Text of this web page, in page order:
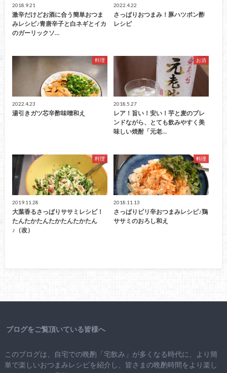
2018.9.21
激辛だけどお酒に合う簡単おつま
みレシピ♪青唐辛子と白ネギとイカ
のガーリックソ…
2022.4.22
さっぱりおつまみ！豚ハツポン酢
レシピ
料理
2022.4.23
湯引きガツ芯辛酢味噌和え
お酒
2018.5.27
レア！旨い！安い！芋と麦のブレ
ンドながら、とても飲みやすく美
味しい焼酎「元老…
料理
2019.11.28
大葉香るさっぱりササミレシピ！
たんたかたんたかたんたかたん
♪（改）
料理
2018.11.13
さっぱりピリ辛おつまみレシピ♪鶏
ササミのおろし和え
ブログをご覧頂いている皆様へ
このブログは、自宅での晩酌「宅飲み」が多くなる時代に、より簡
単で楽しいおつまみレシピを紹介し、皆さまの晩酌時間をより楽し